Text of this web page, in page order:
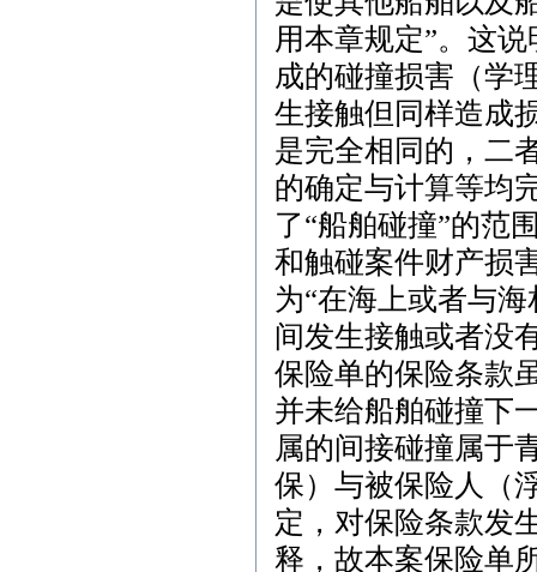
用本章规定”。这
成的碰撞损害（学
生接触但同样造成
是完全相同的，二
的确定与计算等均
了“船舶碰撞”的范
和触碰案件财产损
为“在海上或者与
间发生接触或者没
保险单的保险条款
并未给船舶碰撞下
属的间接碰撞属于
保）与被保险人（
定，对保险条款发
释，故本案保险单